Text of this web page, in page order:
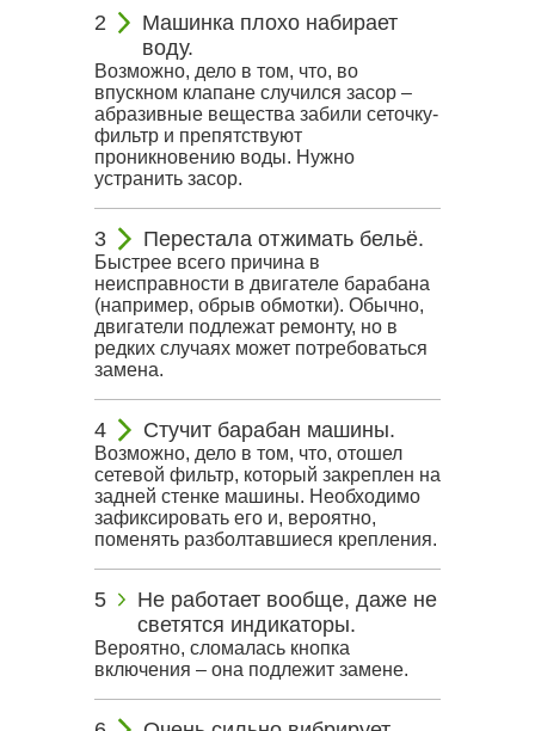
Машинка плохо набирает
воду.
Возможно, дело в том, что, во
впускном клапане случился засор –
абразивные вещества забили сеточку-
фильтр и препятствуют
проникновению воды. Нужно
устранить засор.
Перестала отжимать бельё.
Быстрее всего причина в
неисправности в двигателе барабана
(например, обрыв обмотки). Обычно,
двигатели подлежат ремонту, но в
редких случаях может потребоваться
замена.
Стучит барабан машины.
Возможно, дело в том, что, отошел
сетевой фильтр, который закреплен на
задней стенке машины. Необходимо
зафиксировать его и, вероятно,
поменять разболтавшиеся крепления.
Не работает вообще, даже не
светятся индикаторы.
Вероятно, сломалась кнопка
включения – она подлежит замене.